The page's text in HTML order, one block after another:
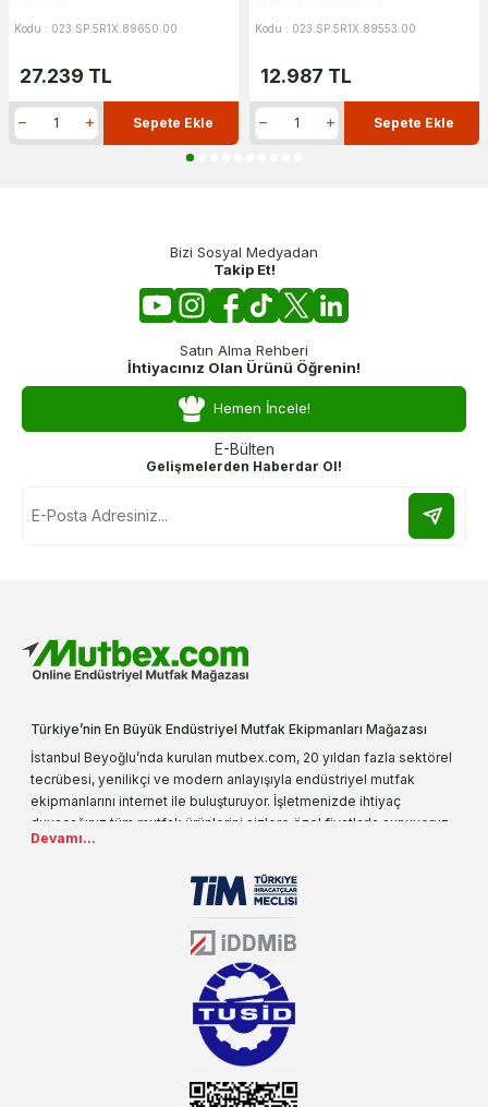
Kodu : 023.SP.5R1X.89650.00
27.239 TL
Sepete Ekle
Kodu : 023.SP.5R1X.89553.00
12.987 TL
Sepete Ekle
Bizi Sosyal Medyadan
Takip Et!
Satın Alma Rehberi
İhtiyacınız Olan Ürünü Öğrenin!
Hemen İncele!
E-Bülten
Gelişmelerden Haberdar Ol!
Türkiye’nin En Büyük Endüstriyel Mutfak Ekipmanları Mağazası
İstanbul Beyoğlu’nda kurulan mutbex.com, 20 yıldan fazla sektörel
tecrübesi, yenilikçi ve modern anlayışıyla endüstriyel mutfak
ekipmanlarını internet ile buluşturuyor. İşletmenizde ihtiyaç
duyacağınız tüm mutfak ürünlerini sizlere özel fiyatlarla sunuyoruz.
Endüstriyel mutfak malzemesi deyince akla gelen ilk adreslerden
sektörün farklı alanlarında da faliyet gösteren mutbex.com,
Öztiryakiler resmi bayisidir. Öztiryakiler ürünleri üzerinde büyük bir
donanıma sahip ekibi ile müşterilerine koşulsuz destek sunan
mutbex.com ile endüstriyel mutfak malzemeleri konusunda
alacağınız hizmet standartların her zaman üstünde olacaktır.
Devamı...